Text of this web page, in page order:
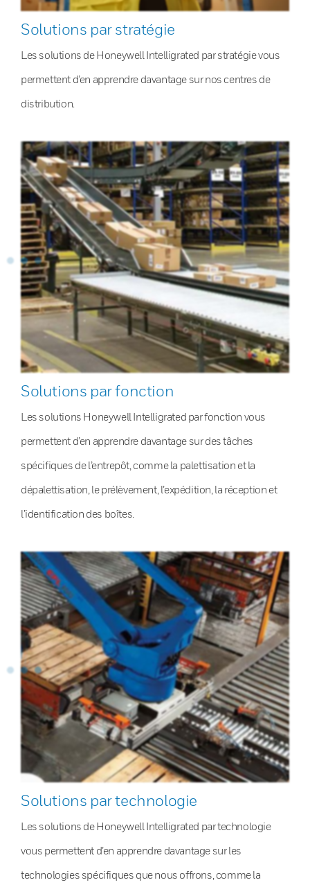
Solutions par stratégie
Les solutions de Honeywell Intelligrated par stratégie vous
permettent d’en apprendre davantage sur nos centres de
distribution.
Solutions par fonction
Les solutions Honeywell Intelligrated par fonction vous
permettent d’en apprendre davantage sur des tâches
spécifiques de l’entrepôt, comme la palettisation et la
dépalettisation, le prélèvement, l’expédition, la réception et
l’identification des boîtes.
Solutions par technologie
Les solutions de Honeywell Intelligrated par technologie
vous permettent d’en apprendre davantage sur les
technologies spécifiques que nous offrons, comme la